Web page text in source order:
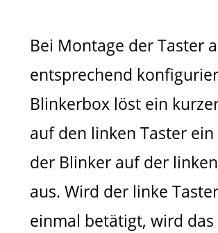
Bei Montage der Taster
entsprechend
Blinkerbox löst ein
auf den linken Taster
der Blinker auf der
aus. Wird der linke
einmal betätigt, wird das